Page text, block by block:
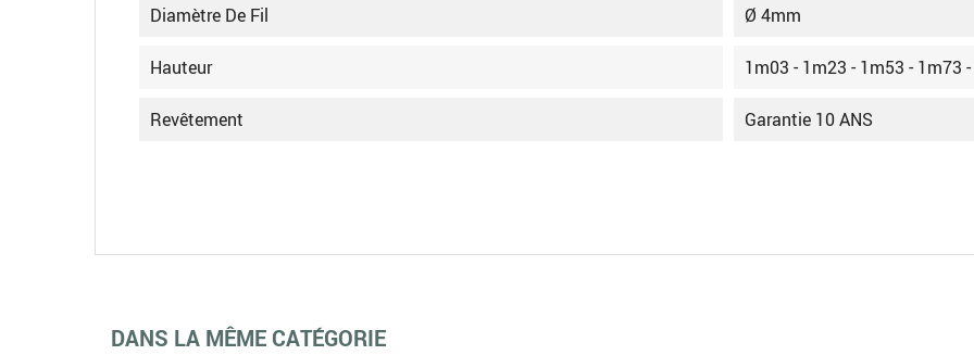
Diamètre De Fil Ø 4mm
Hauteur 1m03 - 1m23 - 1m53 - 1m73
Revêtement Garantie 10 ANS
DANS LA MÊME CATÉGORIE